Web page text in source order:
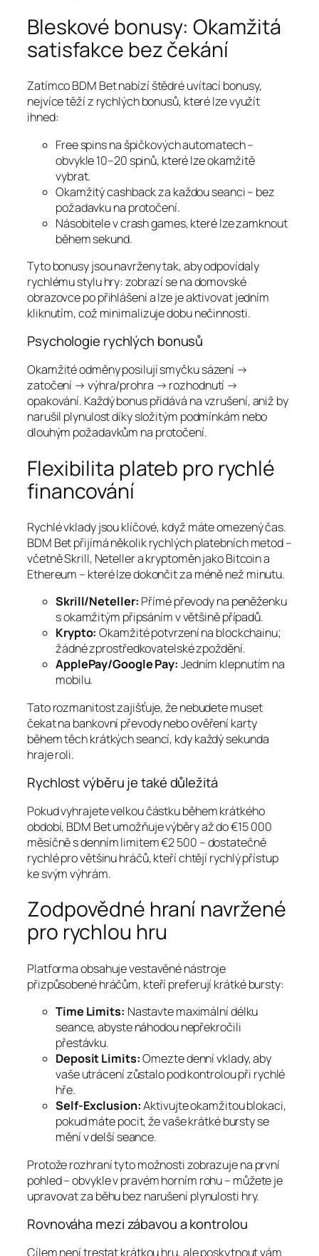
Bleskové bonusy: Okamžitá
satisfakce bez čekání
Zatímco BDM Bet nabízí štědré uvítací bonusy,
nejvíce těží z rychlých bonusů, které lze využít
ihned:
Free spins na špičkových automatech –
obvykle 10–20 spinů, které lze okamžitě
vybrat.
Okamžitý cashback za každou seanci – bez
požadavku na protočení.
Násobitele v crash games, které lze zamknout
během sekund.
Tyto bonusy jsou navrženy tak, aby odpovídaly
rychlému stylu hry: zobrazí se na domovské
obrazovce po přihlášení a lze je aktivovat jedním
kliknutím, což minimalizuje dobu nečinnosti.
Psychologie rychlých bonusů
Okamžité odměny posilují smyčku sázení →
zatočení → výhra/prohra → rozhodnutí →
opakování. Každý bonus přidává na vzrušení, aniž by
narušil plynulost díky složitým podmínkám nebo
dlouhým požadavkům na protočení.
Flexibilita plateb pro rychlé
financování
Rychlé vklady jsou klíčové, když máte omezený čas.
BDM Bet přijímá několik rychlých platebních metod –
včetně Skrill, Neteller a kryptoměn jako Bitcoin a
Ethereum – které lze dokončit za méně než minutu.
Skrill/Neteller: Přímé převody na peněženku
s okamžitým připsáním v většině případů.
Krypto: Okamžité potvrzení na blockchainu;
žádné zprostředkovatelské zpoždění.
ApplePay/Google Pay: Jedním klepnutím na
mobilu.
Tato rozmanitost zajišťuje, že nebudete muset
čekat na bankovní převody nebo ověření karty
během těch krátkých seancí, kdy každý sekunda
hraje roli.
Rychlost výběru je také důležitá
Pokud vyhrajete velkou částku během krátkého
období, BDM Bet umožňuje výběry až do €15 000
měsíčně s denním limitem €2 500 – dostatečně
rychlé pro většinu hráčů, kteří chtějí rychlý přístup
ke svým výhrám.
Zodpovědné hraní navržené
pro rychlou hru
Platforma obsahuje vestavěné nástroje
přizpůsobené hráčům, kteří preferují krátké bursty:
Time Limits: Nastavte maximální délku
seance, abyste náhodou nepřekročili
přestávku.
Deposit Limits:Omezte denní vklady, aby
vaše utrácení zůstalo pod kontrolou při rychlé
hře.
Self‑Exclusion:Aktivujte okamžitou blokaci,
pokud máte pocit, že vaše krátké bursty se
mění v delší seance.
Protože rozhraní tyto možnosti zobrazuje na první
pohled – obvykle v pravém horním rohu – můžete je
upravovat za běhu bez narušení plynulosti hry.
Rovnováha mezi zábavou a kontrolou
Cílem není trestat krátkou hru, ale poskytnout vám